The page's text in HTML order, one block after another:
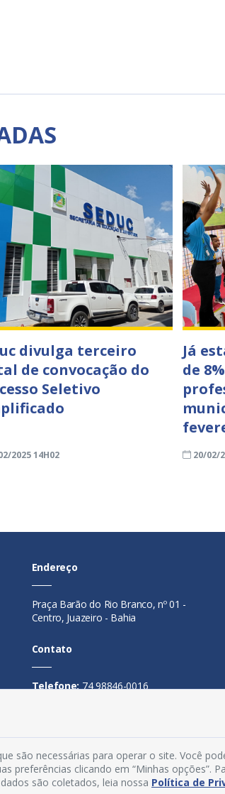
divulga terceiro
de convocação do
Seletivo
2025 14H02
Já
de
20/02/
Endereço
Praça Barão do Rio Branco, nº 01 -
Centro, Juazeiro - Bahia
Contato
Telefone:74 98846-0016
Segunda a sexta-feira, das 08h às
14h
são necessárias para operar o site. Você
preferências clicando em “Minhas opções”.
são coletados, leia nossa Política de